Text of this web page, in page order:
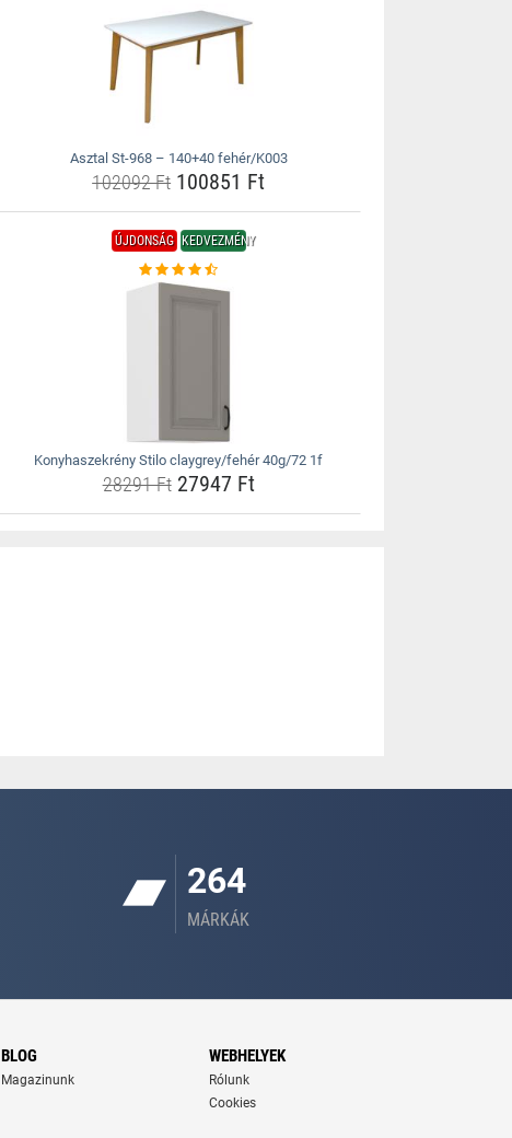
Asztal St-968 – 140+40 fehér/K003
102092 Ft 100851 Ft
ÚJDONSÁG KEDVEZMÉNY
Konyhaszekrény Stilo claygrey/fehér 40g/72 1f
28291 Ft27947 Ft
264
MÁRKÁK
BLOG
Magazinunk
WEBHELYEK
Rólunk
Cookies